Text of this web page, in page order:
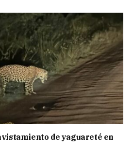
de yaguareté en